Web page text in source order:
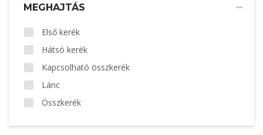
MEGHAJTÁS
Első kerék
Hátsó kerék
Kapcsolható összkerék
Lánc
Összkerék